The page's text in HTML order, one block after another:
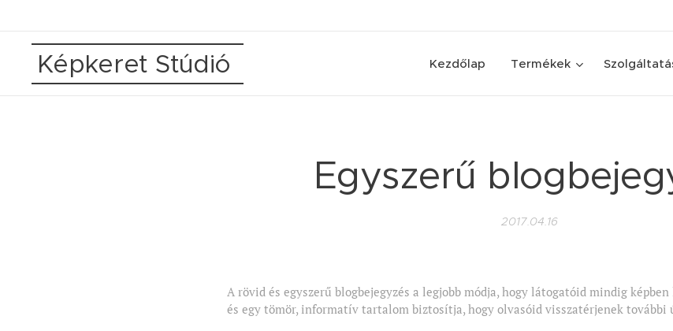
Képkeret Stúdió Kezdőlap Termékek
Egyszerű
2017.04.16
A rövid és egyszerű blogbejegyzés a legjobb módja, hogy látogatóid mindig
és egy tömör, informatív tartalom biztosítja, hogy olvasóid visszatérjenek további